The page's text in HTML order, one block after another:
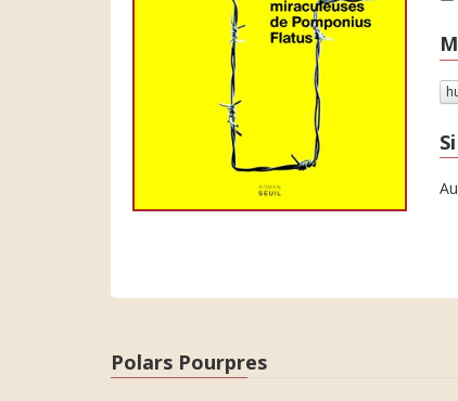
Polars Pourpres